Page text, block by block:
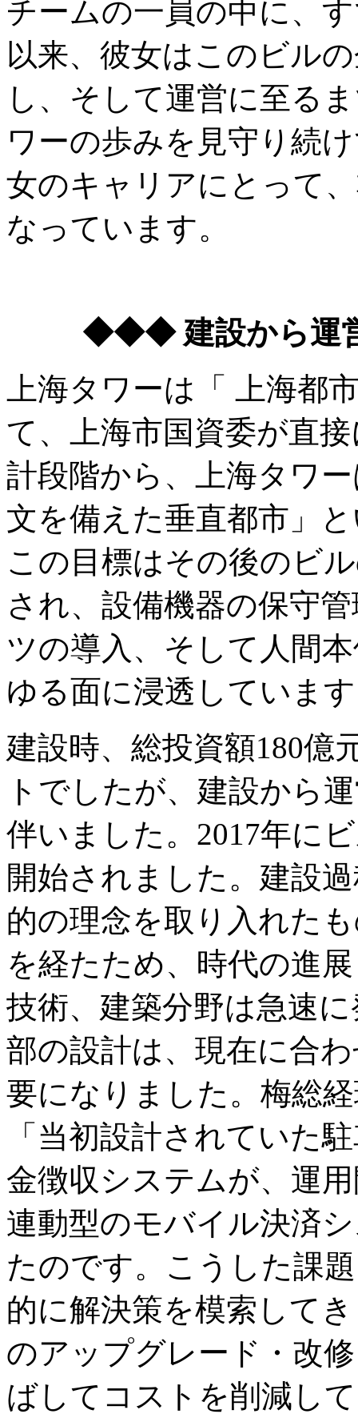
チームの一員の中に、
以来、彼女はこのビル
し、そして運営に至る
ワーの歩みを見守り続
女のキャリアにとって
なっています。
◆◆◆ 建設から運
上海タワーは「 上海都
て、上海市国資委が直
計段階から、上海タワ
文を備えた垂直都市」
この目標はその後のビ
され、設備機器の保守
ツの導入、そして人間
ゆる面に浸透していま
建設時、総投資額180億
トでしたが、建設から
伴いました。2017年に
開始されました。建設
的の理念を取り入れた
を経たため、時代の進
技術、建築分野は急速
部の設計は、現在に合
要になりました。梅総
「当初設計されていた
金徴収システムが、運
連動型のモバイル決済
たのです。こうした課
的に解決策を模索して
のアップグレード・改
ばしてコストを削減し